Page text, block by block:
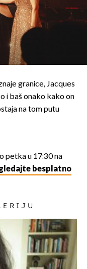
granice, Jacques
i baš onako kako on
na tom putu
petka u 17:30 na
besplatno